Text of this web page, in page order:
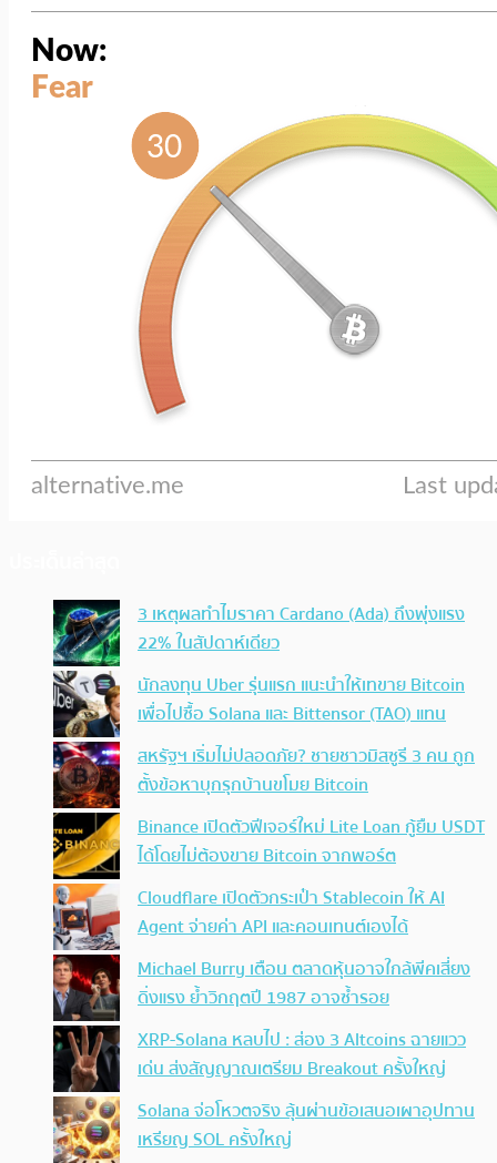
3 เหตุผลทำไมราคา Cardano (Ada) ถึงพุ่งแรง
22% ในสัปดาห์เดียว
นักลงทุน Uber รุ่นแรก แนะนำให้เทขาย Bitcoin
เพื่อไปซื้อ Solana และ Bittensor (TAO) แทน
สหรัฐฯ เริ่มไม่ปลอดภัย? ชายชาวมิสซูรี 3 คน ถูก
ตั้งข้อหาบุกรุกบ้านขโมย Bitcoin
Binance เปิดตัวฟีเจอร์ใหม่ Lite Loan กู้ยืม USDT
ได้โดยไม่ต้องขาย Bitcoin จากพอร์ต
Cloudflare เปิดตัวกระเป๋า Stablecoin ให้ AI
Agent จ่ายค่า API และคอนเทนต์เองได้
Michael Burry เตือน ตลาดหุ้นอาจใกล้พีคเสี่ยง
ดิ่งแรง ย้ำวิกฤตปี 1987 อาจซ้ำรอย
XRP-Solana หลบไป : ส่อง 3 Altcoins ฉายแวว
เด่น ส่งสัญญาณเตรียม Breakout ครั้งใหญ่
Solana จ่อโหวตจริง ลุ้นผ่านข้อเสนอเผาอุปทาน
เหรียญ SOL ครั้งใหญ่